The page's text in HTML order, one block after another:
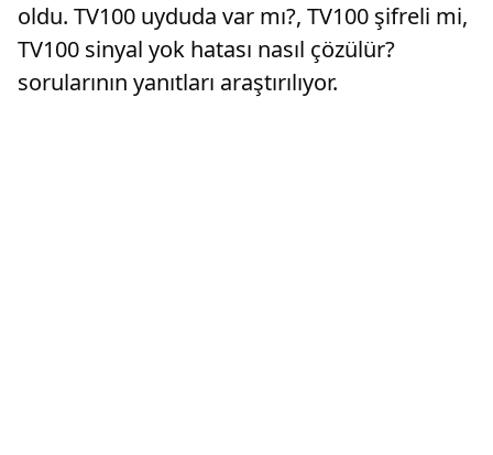
oldu. TV100 uyduda var mı?, TV100 şifreli mi,
TV100 sinyal yok hatası nasıl çözülür?
sorularının yanıtları araştırılıyor.